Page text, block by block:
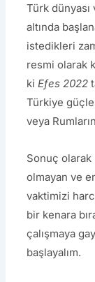
Türk
altında
istedikleri
resmi olarak
ki Efes 2022
Türkiye
veya
Sonuç
olmayan ve
vaktimizi
bir kenara
çalışmaya
başlayalım.